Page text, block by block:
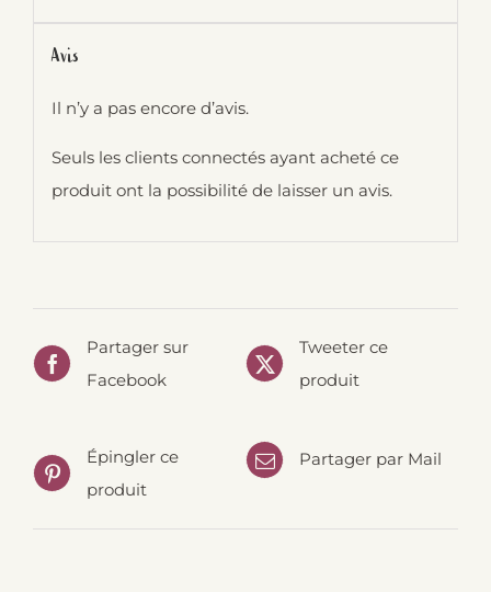
Avis
Il n’y a pas encore d’avis.
Seuls les clients connectés ayant acheté ce
produit ont la possibilité de laisser un avis.
Partager sur
Facebook
Tweeter ce
produit
Épingler ce
produit
Partager par Mail